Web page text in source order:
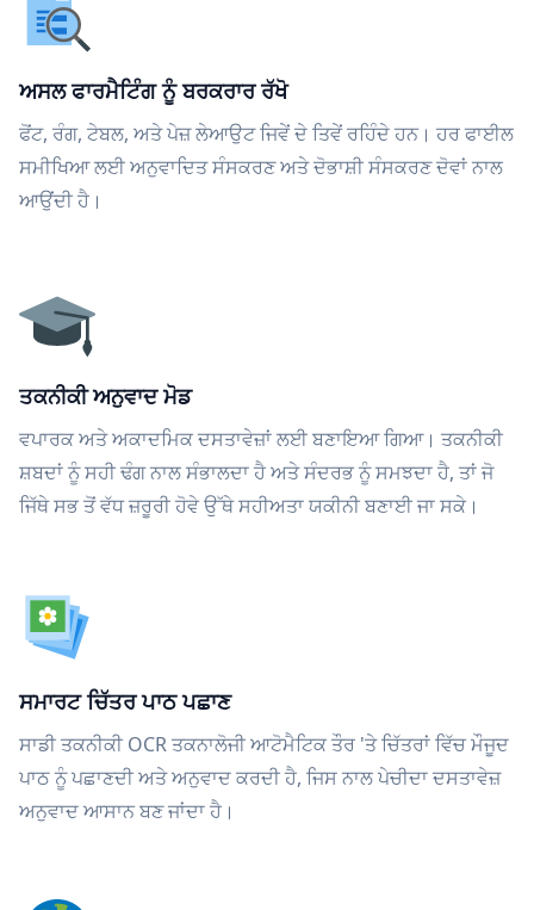
ਅਸਲ ਫਾਰਮੈਟਿੰਗ ਨੂੰ ਬਰਕਰਾਰ ਰੱਖੋ
ਫੋਂਟ, ਰੰਗ, ਟੇਬਲ, ਅਤੇ ਪੇਜ਼ ਲੇਆਉਟ ਜਿਵੇਂ ਦੇ ਤਿਵੇਂ ਰਹਿੰਦੇ ਹਨ। ਹਰ ਫਾਈਲ
ਸਮੀਖਿਆ ਲਈ ਅਨੁਵਾਦਿਤ ਸੰਸਕਰਣ ਅਤੇ ਦੋਭਾਸ਼ੀ ਸੰਸਕਰਣ ਦੋਵਾਂ ਨਾਲ
ਆਉਂਦੀ ਹੈ।
ਤਕਨੀਕੀ ਅਨੁਵਾਦ ਮੋਡ
ਵਪਾਰਕ ਅਤੇ ਅਕਾਦਮਿਕ ਦਸਤਾਵੇਜ਼ਾਂ ਲਈ ਬਣਾਇਆ ਗਿਆ। ਤਕਨੀਕੀ
ਸ਼ਬਦਾਂ ਨੂੰ ਸਹੀ ਢੰਗ ਨਾਲ ਸੰਭਾਲਦਾ ਹੈ ਅਤੇ ਸੰਦਰਭ ਨੂੰ ਸਮਝਦਾ ਹੈ, ਤਾਂ ਜੋ
ਜਿੱਥੇ ਸਭ ਤੋਂ ਵੱਧ ਜ਼ਰੂਰੀ ਹੋਵੇ ਉੱਥੇ ਸਹੀਅਤਾ ਯਕੀਨੀ ਬਣਾਈ ਜਾ ਸਕੇ।
ਸਮਾਰਟ ਚਿੱਤਰ ਪਾਠ ਪਛਾਣ
ਸਾਡੀ ਤਕਨੀਕੀ OCR ਤਕਨਾਲੋਜੀ ਆਟੋਮੈਟਿਕ ਤੌਰ 'ਤੇ ਚਿੱਤਰਾਂ ਵਿੱਚ ਮੌਜੂਦ
ਪਾਠ ਨੂੰ ਪਛਾਣਦੀ ਅਤੇ ਅਨੁਵਾਦ ਕਰਦੀ ਹੈ, ਜਿਸ ਨਾਲ ਪੇਚੀਦਾ ਦਸਤਾਵੇਜ਼
ਅਨੁਵਾਦ ਆਸਾਨ ਬਣ ਜਾਂਦਾ ਹੈ।